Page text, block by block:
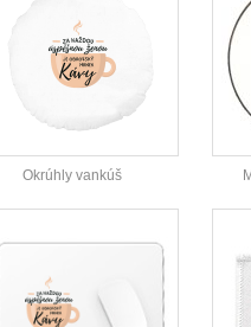
Okrúhly vankúš